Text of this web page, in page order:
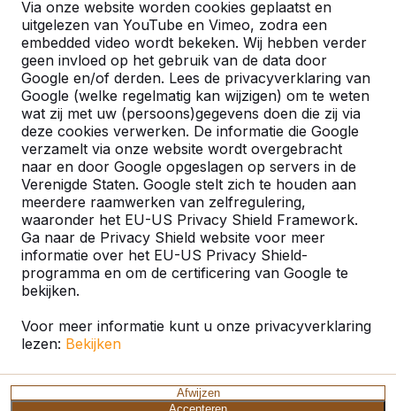
Via onze website worden cookies geplaatst en
uitgelezen van YouTube en Vimeo, zodra een
embedded video wordt bekeken. Wij hebben verder
geen invloed op het gebruik van de data door
Google en/of derden. Lees de privacyverklaring van
Google (welke regelmatig kan wijzigen) om te weten
wat zij met uw (persoons)gegevens doen die zij via
deze cookies verwerken. De informatie die Google
verzamelt via onze website wordt overgebracht
naar en door Google opgeslagen op servers in de
Verenigde Staten. Google stelt zich te houden aan
meerdere raamwerken van zelfregulering,
waaronder het EU-US Privacy Shield Framework.
Ga naar de Privacy Shield website voor meer
informatie over het EU-US Privacy Shield-
programma en om de certificering van Google te
bekijken.
Voor meer informatie kunt u onze privacyverklaring
lezen: Bekijken
Afwijzen
Referenties
U vindt onze producten in heel Europa en
zelfs daarbuiten. Bekijk hier waar bij u in de
buurt al een HeBlad product staat.
Product
Alles weergeven
Categorie